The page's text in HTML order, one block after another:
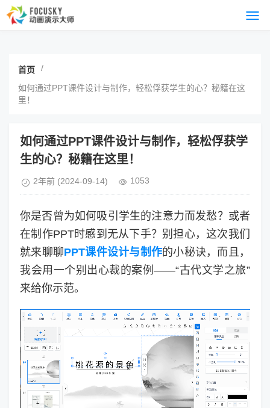
首页 /
如何通过PPT课件设计与制作，轻松俘获学生的心？秘籍在这
里！
如何通过PPT课件设计与制作，轻松俘获学
生的心？秘籍在这里！
2年前 (2024-09-14) 1053
你是否曾为如何吸引学生的注意力而发愁？或者
在制作PPT时感到无从下手？别担心，这次我们
就来聊聊PPT课件设计与制作的小秘诀，而且，
我会用一个别出心裁的案例——“古代文学之旅”
来给你示范。